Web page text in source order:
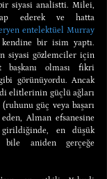
siyasi analistti. Milei,
entelektüel Murray
kendine bir isim yaptı.
siyasi gözlemciler için
başkanı olması fikri
görünüyordu. Ancak
elitlerinin güçlü ağları
güç veya başarı
eden, Alman efsanesine
en düşük
aniden gerçeğe